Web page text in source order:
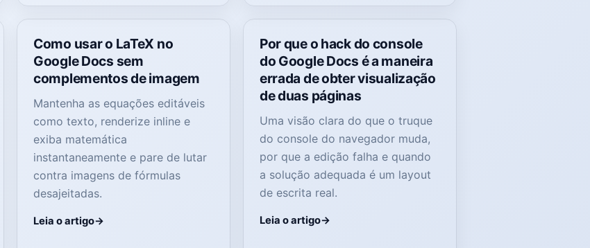
Como usar o LaTeX no
Google Docs sem
complementos de imagem
Mantenha as equações editáveis ​​
como texto, renderize inline e
exiba matemática
instantaneamente e pare de lutar
contra imagens de fórmulas
desajeitadas.
Leia o artigo
Por que o hack do console
do Google Docs é a maneira
errada de obter visualização
de duas páginas
Uma visão clara do que o truque
do console do navegador muda,
por que a edição falha e quando
a solução adequada é um layout
de escrita real.
Leia o artigo